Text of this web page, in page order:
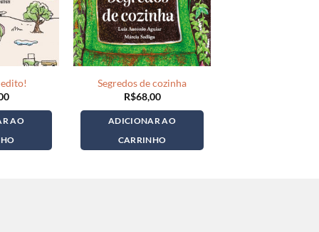
AO
Segredos de cozinha
R$68,00
ADICIONAR AO
CARRINHO